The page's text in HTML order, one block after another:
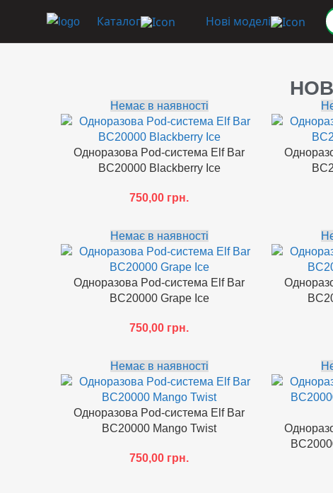
Каталог Нові моделі
Немає в наявності
Одноразова Pod-система Elf Bar
BC20000 Blackberry Ice
750,00 грн.
Немає в наявності
Одноразова Pod-система Elf Bar
BC20000 Grape Ice
750,00 грн.
Немає в наявності
Одноразова Pod-система Elf Bar
BC20000 Mango Twist
750,00 грн.